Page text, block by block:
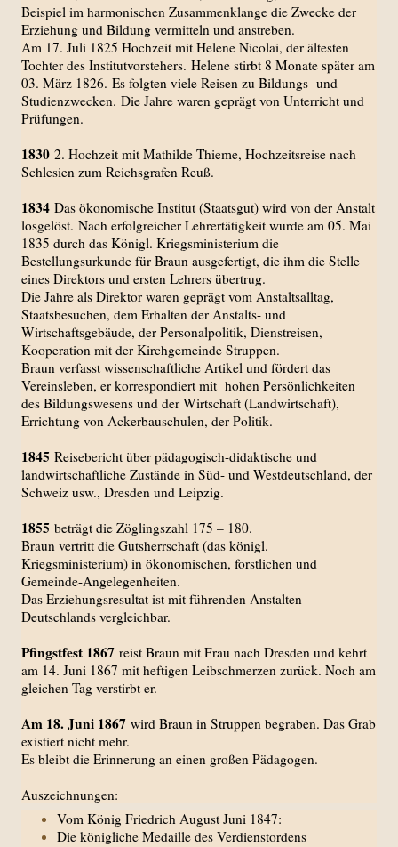
Beispiel im harmonischen Zusammenklange die Zwecke der
Erziehung und Bildung vermitteln und anstreben.
Am 17. Juli 1825 Hochzeit mit Helene Nicolai, der ältesten
Tochter des Institutvorstehers. Helene stirbt 8 Monate später am
03. März 1826. Es folgten viele Reisen zu Bildungs- und
Studienzwecken. Die Jahre waren geprägt von Unterricht und
Prüfungen.
1830 2. Hochzeit mit Mathilde Thieme, Hochzeitsreise nach
Schlesien zum Reichsgrafen Reuß.
1834 Das ökonomische Institut (Staatsgut) wird von der Anstalt
losgelöst. Nach erfolgreicher Lehrertätigkeit wurde am 05. Mai
1835 durch das Königl. Kriegsministerium die
Bestellungsurkunde für Braun ausgefertigt, die ihm die Stelle
eines Direktors und ersten Lehrers übertrug.
Die Jahre als Direktor waren geprägt vom Anstaltsalltag,
Staatsbesuchen, dem Erhalten der Anstalts- und
Wirtschaftsgebäude, der Personalpolitik, Dienstreisen,
Kooperation mit der Kirchgemeinde Struppen.
Braun verfasst wissenschaftliche Artikel und fördert das
Vereinsleben, er korrespondiert mit hohen Persönlichkeiten
des Bildungswesens und der Wirtschaft (Landwirtschaft),
Errichtung von Ackerbauschulen, der Politik.
1845 Reisebericht über pädagogisch-didaktische und
landwirtschaftliche Zustände in Süd- und Westdeutschland, der
Schweiz usw., Dresden und Leipzig.
1855 beträgt die Zöglingszahl 175 – 180.
Braun vertritt die Gutsherrschaft (das königl.
Kriegsministerium) in ökonomischen, forstlichen und
Gemeinde-Angelegenheiten.
Das Erziehungsresultat ist mit führenden Anstalten
Deutschlands vergleichbar.
Pfingstfest 1867 reist Braun mit Frau nach Dresden und kehrt
am 14. Juni 1867 mit heftigen Leibschmerzen zurück. Noch am
gleichen Tag verstirbt er.
Am 18. Juni 1867 wird Braun in Struppen begraben. Das Grab
existiert nicht mehr.
Es bleibt die Erinnerung an einen großen Pädagogen.
Auszeichnungen:
Vom König Friedrich August Juni 1847:
Die königliche Medaille des Verdienstordens